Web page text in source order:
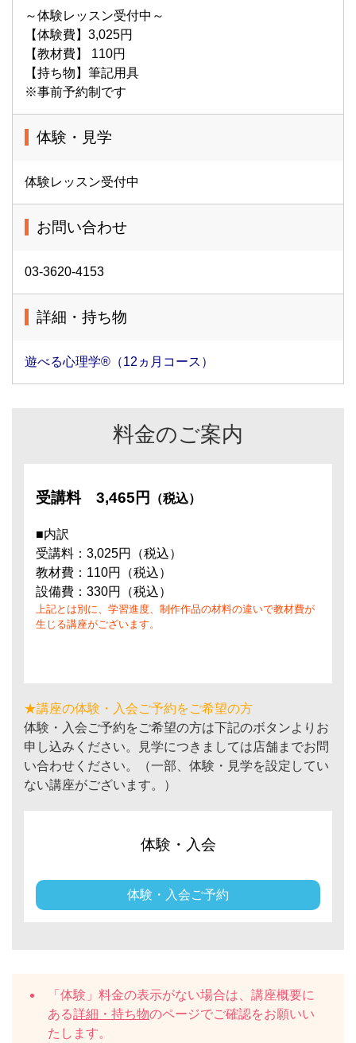
～体験レッスン受付中～
【体験費】3,025円
【教材費】 110円
【持ち物】筆記用具
※事前予約制です
体験・見学
体験レッスン受付中
お問い合わせ
03-3620-4153
詳細・持ち物
遊べる心理学®（12ヵ月コース）
料金のご案内
受講料 3,465円 （税込）
■内訳
受講料：3,025円（税込）
教材費：110円（税込）
設備費：330円（税込）
上記とは別に、学習進度、制作作品の材料の違いで教材費が
生じる講座がございます。
★講座の体験・入会ご予約をご希望の方
体験・入会ご予約をご希望の方は下記のボタンよりお
申し込みください。見学につきましては店舗までお問
い合わせください。（一部、体験・見学を設定してい
ない講座がございます。）
体験・入会
体験・入会ご予約
「体験」料金の表示がない場合は、講座概要に
ある詳細・持ち物のページでご確認をお願いい
たします。